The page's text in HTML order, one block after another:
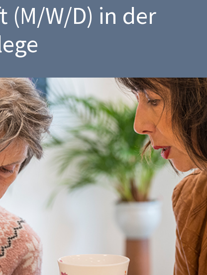
(M/W/D) in der